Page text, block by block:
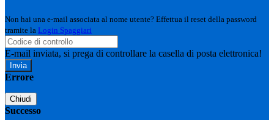
Non hai una e-mail associata al nome utente? Effettua il reset della password
tramite la Login Spaggiari
E-mail inviata, si prega di controllare la casella di posta elettronica!
Errore
Chiudi
Successo